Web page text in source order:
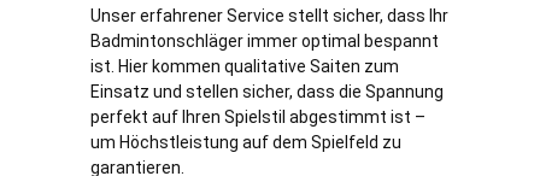
Unser erfahrener Service stellt sicher, dass Ihr
Badmintonschläger immer optimal bespannt
ist. Hier kommen qualitative Saiten zum
Einsatz und stellen sicher, dass die Spannung
perfekt auf Ihren Spielstil abgestimmt ist –
um Höchstleistung auf dem Spielfeld zu
garantieren.